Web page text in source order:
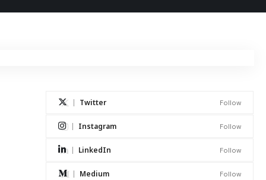
Twitter Follow
Instagram Follow
LinkedIn Follow
Medium Follow